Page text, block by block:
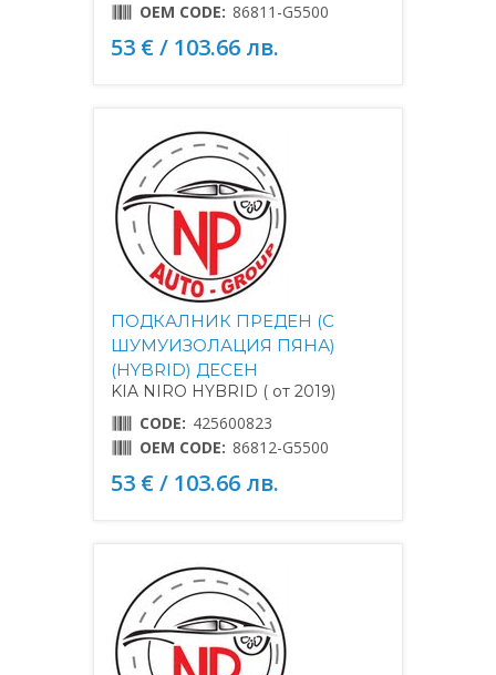
OEM CODE: 86811-G5500
53 € / 103.66 лв.
ПОДКАЛНИК ПРЕДЕН (С
ШУМУИЗОЛАЦИЯ ПЯНА)
(HYBRID) ДЕСЕН
KIA NIRO HYBRID ( от 2019)
CODE: 425600823
OEM CODE: 86812-G5500
53 € / 103.66 лв.